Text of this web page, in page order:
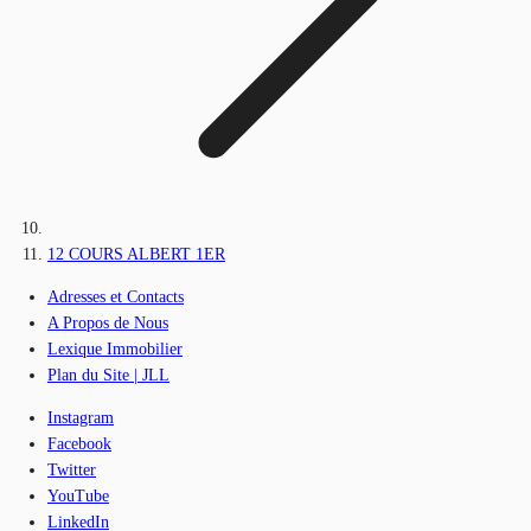
12 COURS ALBERT 1ER
Adresses et Contacts
A Propos de Nous
Lexique Immobilier
Plan du Site | JLL
Instagram
Facebook
Twitter
YouTube
LinkedIn